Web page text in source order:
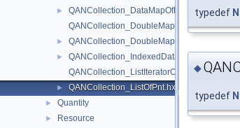
►
QANCollection_DataMapOfRealPnt.hxx
► QANCollection_DoubleMapOfRealInteger.hxx
►
QANCollection_ListIteratorOfListOfPnt.hxx
► QANCollection_ListOfPnt.hxx
► Quantity
► Resource
typedef
◆
typedef